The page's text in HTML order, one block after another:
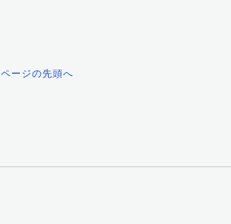
ページの先頭へ